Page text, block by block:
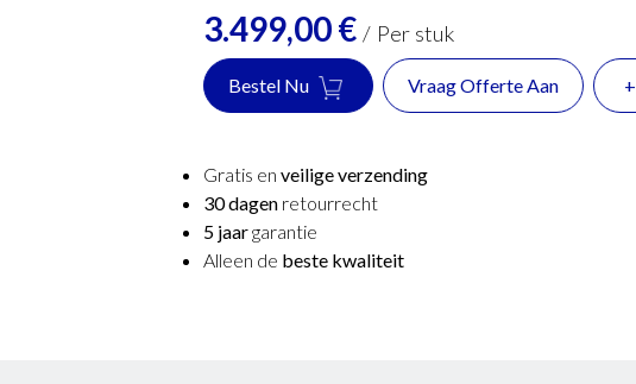
3.499,00€ / Per stuk
Bestel Nu Vraag Offerte Aan +
Gratis en veilige verzending
30 dagen retourrecht
5 jaargarantie
Alleen de beste kwaliteit